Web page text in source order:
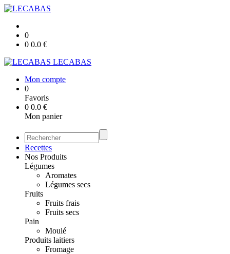
0
0 0.0 €
LECABAS
Mon compte
0
Favoris
0 0.0 €
Mon panier
Recettes
Nos Produits
Légumes
Aromates
Légumes secs
Fruits
Fruits frais
Fruits secs
Pain
Moulé
Produits laitiers
Fromage